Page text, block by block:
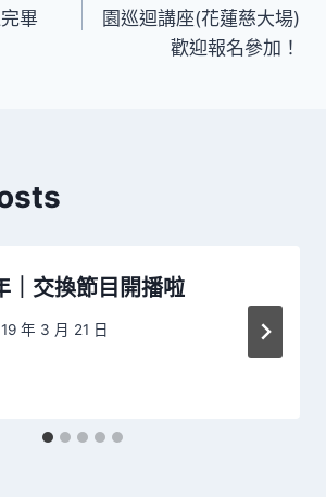
畢
園巡迴講座(花蓮慈大場)
歡迎報名參加！
｜交換節目開播啦
年 3 月 21 日